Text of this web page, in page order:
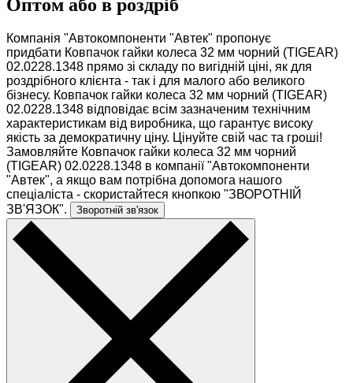
0
Оптом або в роздріб
Компанія "Автокомпоненти "Автек" пропонує
придбати Ковпачок гайки колеса 32 мм чорний (TIGEAR)
02.0228.1348 прямо зі складу по вигідній ціні, як для
роздрібного клієнта - так і для малого або великого
бізнесу. Ковпачок гайки колеса 32 мм чорний (TIGEAR)
02.0228.1348 відповідає всім зазначеним технічним
характеристикам від виробника, що гарантує високу
якість за демократичну ціну. Цінуйте свій час та гроші!
Замовляйте Ковпачок гайки колеса 32 мм чорний
(TIGEAR) 02.0228.1348 в компанії "Автокомпоненти
"Автек", а якщо вам потрібна допомога нашого
спеціаліста - скористайтеся кнопкою "ЗВОРОТНІЙ
ЗВ'ЯЗОК".
Зворотній зв'язок